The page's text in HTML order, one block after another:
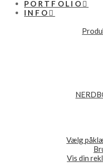
PORTFOLIO
INFO
Vælg
Vis din